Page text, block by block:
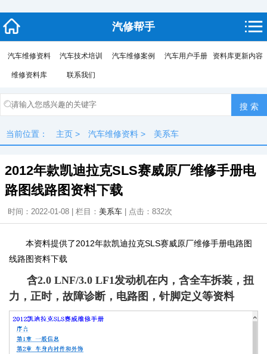
汽修帮手
汽车维修资料 汽车技术培训 汽车维修案例 汽车用户手册 资料库更新内容
维修资料库 联系我们
当前位置： 主页 > 汽车维修资料 > 美系车
2012年款凯迪拉克SLS赛威原厂维修手册电
路图线路图资料下载
时间：2022-01-08 | 栏目： 美系车 | 点击： 832次
本资料提供了2012年款凯迪拉克SLS赛威原厂维修手册电路图
线路图资料下载
含2.0 LNF/3.0 LF1发动机在内，含全车拆装，扭
力，正时，故障诊断，电路图，针脚定义等资料